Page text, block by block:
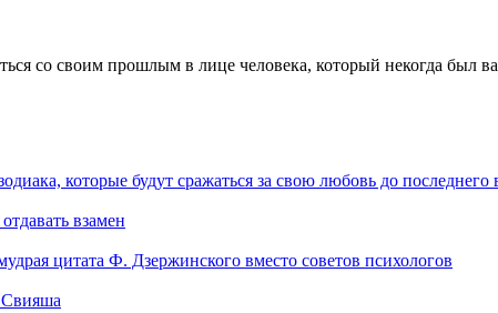
со своим прошлым в лице человека, который некогда был
которые будут сражаться за свою любовь до последнего
взaмeн
цитата Ф. Дзержинского вместо советов психологов
Свияша